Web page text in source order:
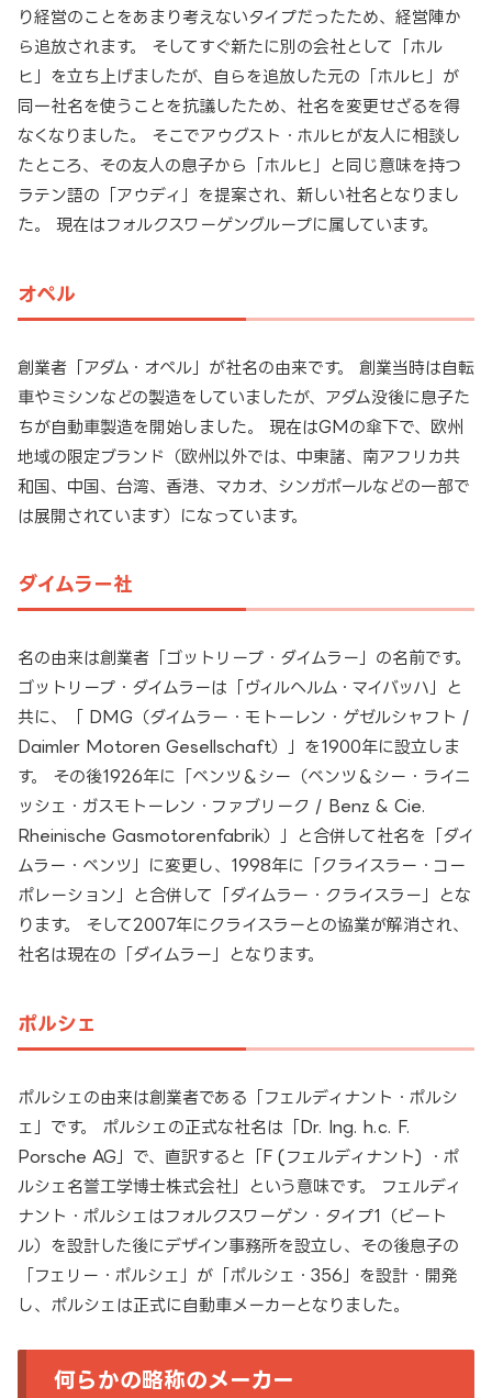
り経営のことをあまり考えないタイプだったため、経営陣か
ら追放されます。 そしてすぐ新たに別の会社として「ホル
ヒ」を立ち上げましたが、自らを追放した元の「ホルヒ」が
同一社名を使うことを抗議したため、社名を変更せざるを得
なくなりました。 そこでアウグスト・ホルヒが友人に相談し
たところ、その友人の息子から「ホルヒ」と同じ意味を持つ
ラテン語の「アウディ」を提案され、新しい社名となりまし
た。 現在はフォルクスワーゲングループに属しています。
オペル
創業者「アダム・オペル」が社名の由来です。 創業当時は自転
車やミシンなどの製造をしていましたが、アダム没後に息子た
ちが自動車製造を開始しました。 現在はGMの傘下で、欧州
地域の限定ブランド（欧州以外では、中東諸、南アフリカ共
和国、中国、台湾、香港、マカオ、シンガポールなどの一部で
は展開されています）になっています。
ダイムラー社
名の由来は創業者「ゴットリープ・ダイムラー」の名前です。
ゴットリープ・ダイムラーは「ヴィルヘルム・マイバッハ」と
共に、「 DMG（ダイムラー・モトーレン・ゲゼルシャフト /
Daimler Motoren Gesellschaft）」を1900年に設立しま
す。 その後1926年に「ベンツ＆シー（ベンツ＆シー・ライニ
ッシェ・ガスモトーレン・ファブリーク / Benz & Cie.
Rheinische Gasmotorenfabrik）」と合併して社名を「ダイ
ムラー・ベンツ」に変更し、1998年に「クライスラー・コー
ポレーション」と合併して「ダイムラー・クライスラー」とな
ります。 そして2007年にクライスラーとの協業が解消され、
社名は現在の「ダイムラー」となります。
ポルシェ
ポルシェの由来は創業者である「フェルディナント・ポルシ
ェ」です。 ポルシェの正式な社名は「Dr. Ing. h.c. F.
Porsche AG」で、直訳すると「F (フェルディナント) ・ポ
ルシェ名誉工学博士株式会社」という意味です。 フェルディ
ナント・ポルシェはフォルクスワーゲン・タイプ1（ビート
ル）を設計した後にデザイン事務所を設立し、その後息子の
「フェリー・ポルシェ」が「ポルシェ・356」を設計・開発
し、ポルシェは正式に自動車メーカーとなりました。
何らかの略称のメーカー